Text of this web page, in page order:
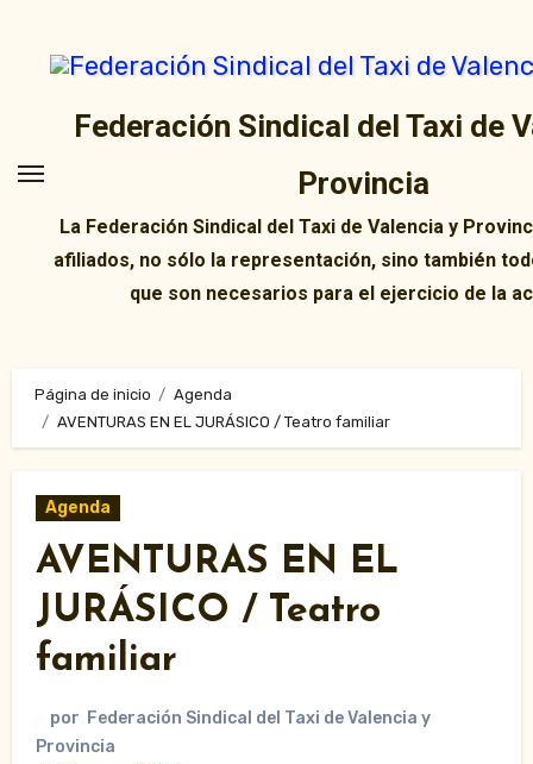
contenido
Federación Sindical del Taxi de
Provincia
La Federación Sindical del Taxi de Valencia y
afiliados, no sólo la representación, sino también
que son necesarios para el ejercicio de la
Página de inicio
Agenda
AVENTURAS EN EL JURÁSICO / Teatro familiar
Agenda
AVENTURAS EN EL
JURÁSICO / Teatro
familiar
por Federación Sindical del Taxi de Valencia y
Provincia